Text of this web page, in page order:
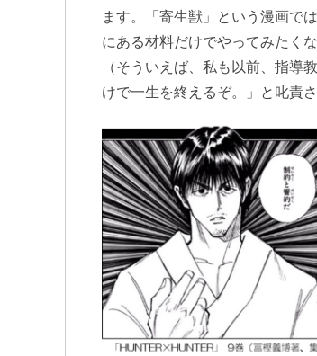
ます。「寄生獣」という漫画で
にある材料だけでやってみたく
（そういえば、私も以前、指導
けで一生を終えるぞ。」と叱責